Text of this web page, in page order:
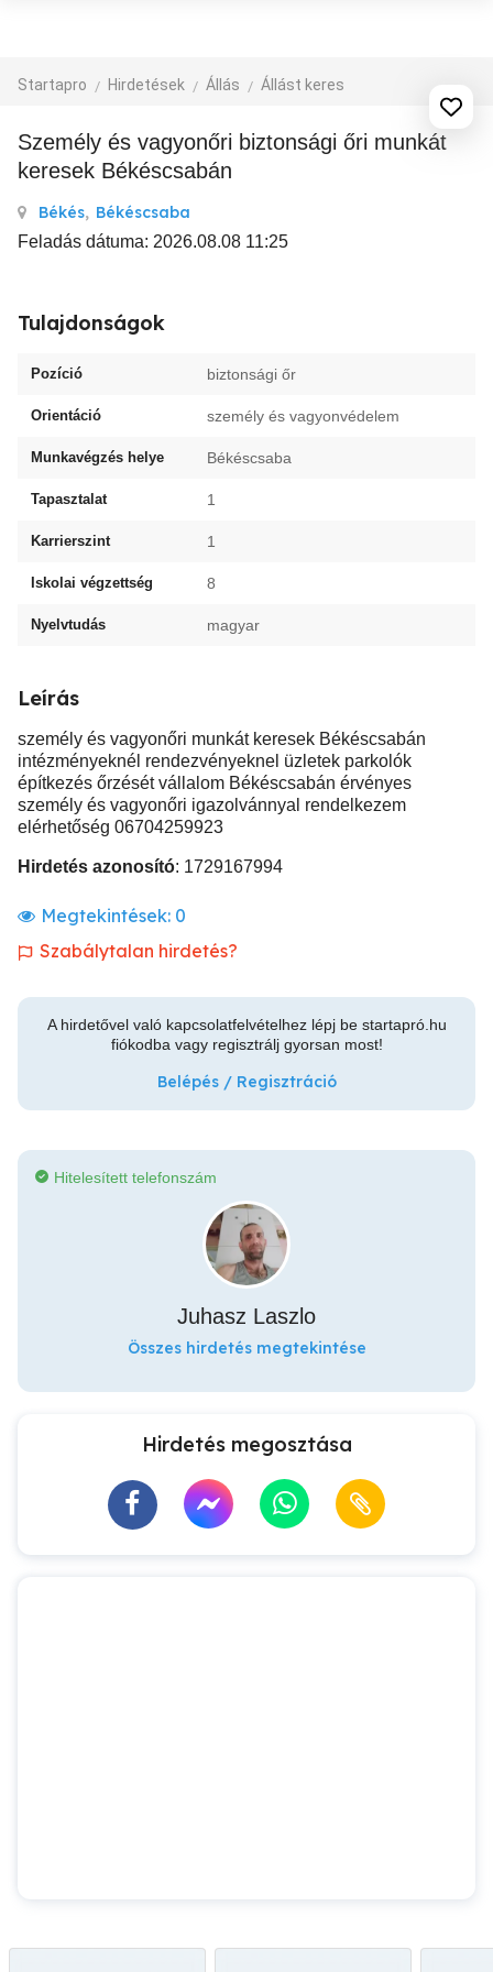
Startapro Hirdetések Állás Állást keres
személy és vagyonőri biztonsági őri munkát
keresek Békéscsabán
Békés, Békéscsaba
Feladás dátuma: 2026.08.08 11:25
Tulajdonságok
Pozíció biztonsági őr
Orientáció személy és vagyonvédelem
Munkavégzés helye Békéscsaba
Tapasztalat 1
Karrierszint 1
Iskolai végzettség 8
Nyelvtudás magyar
Leírás
személy és vagyonőri munkát keresek Békéscsabán
intézményeknél rendezvényeknel üzletek parkolók
építkezés őrzését vállalom Békéscsabán érvényes
személy és vagyonőri igazolvánnyal rendelkezem
elérhetőség 06704259923
Hirdetés azonosító: 1729167994
Megtekintések: 0
Szabálytalan hirdetés?
A hirdetővel való kapcsolatfelvételhez lépj be startapró.hu
fiókodba vagy regisztrálj gyorsan most!
Belépés / Regisztráció
Hitelesített telefonszám
Juhasz Laszlo
Összes hirdetés megtekintése
Hirdetés megosztása